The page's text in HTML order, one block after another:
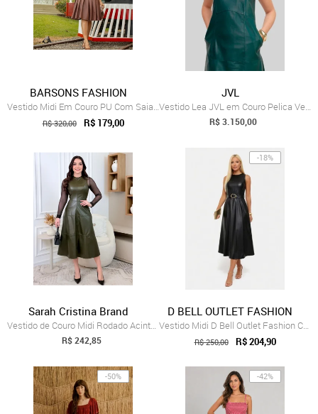
BARSONS FASHION
Vestido Midi Em Couro PU Com Saia Rodada...
R$ 320,00 R$ 179,00
JVL
Vestido Lea JVL em Couro Pelica Verde
R$ 3.150,00
Sarah Cristina Brand
Vestido de Couro Midi Rodado Acinturado ...
R$ 242,85
-18%
D BELL OUTLET FASHION
Vestido Midi D Bell Outlet Fashion Couro Preto
R$ 250,00 R$ 204,90
-50% -42%